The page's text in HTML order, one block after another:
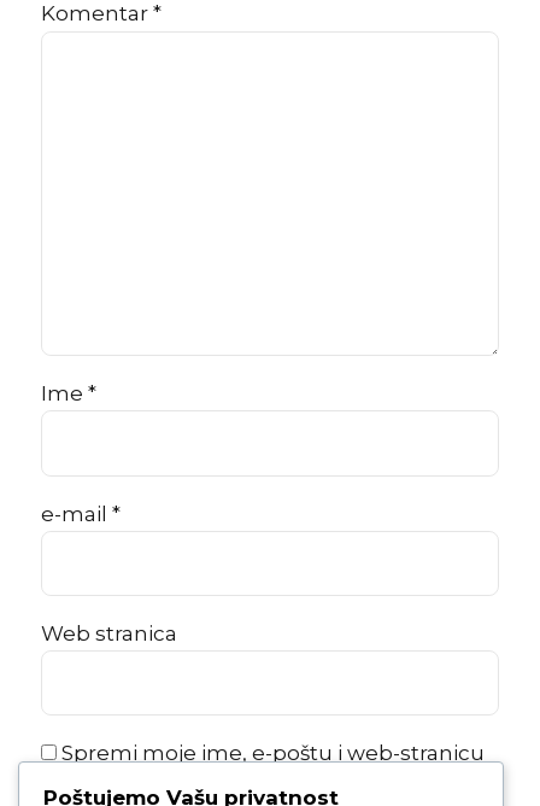
Komentar *
Ime *
e-mail *
Web stranica
Spremi moje ime, e-poštu i web-stranicu
u ovom internet pregledniku za sljedeći
Poštujemo Vašu privatnost